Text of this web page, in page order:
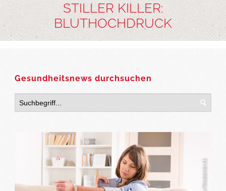
STILLER KILLER:
BLUTHOCHDRUCK
Gesundheitsnews durchsuchen